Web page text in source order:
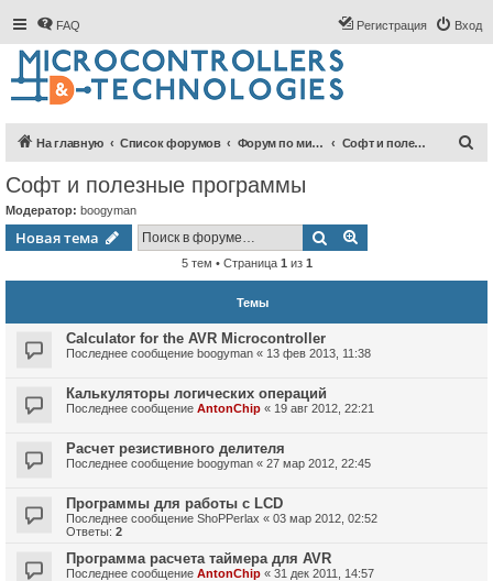
FAQ Вход
Регистрация
На главную Список форумов Форум по микроконтроллерам Софт и полезные программы
Софт и полезные программы
Модератор: boogyman
Новая тема Поиск
5 тем • Страница 1 из 1
Темы
Calculator for the AVR Microcontroller
Последнее сообщение boogyman « 13 фев 2013, 11:38
Калькуляторы логических операций
Последнее сообщение AntonChip « 19 авг 2012, 22:21
Расчет резистивного делителя
Последнее сообщение boogyman « 27 мар 2012, 22:45
Программы для работы с LCD
Последнее сообщение ShoPPerlax « 03 мар 2012, 02:52
Ответы: 2
Программа расчета таймера для AVR
Последнее сообщение AntonChip « 31 дек 2011, 14:57